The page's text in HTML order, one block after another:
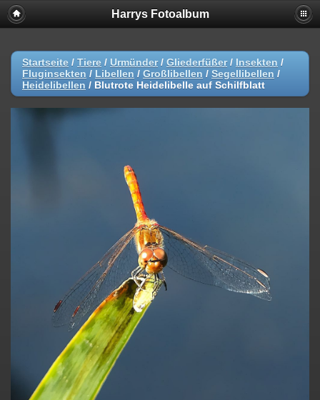
Harrys Fotoalbum
Startseite / Tiere / Urmünder/ Gliederfüßer/ Insekten /
Fluginsekten / Libellen / Großlibellen / Segellibellen /
Heidelibellen / Blutrote Heidelibelle auf Schilfblatt